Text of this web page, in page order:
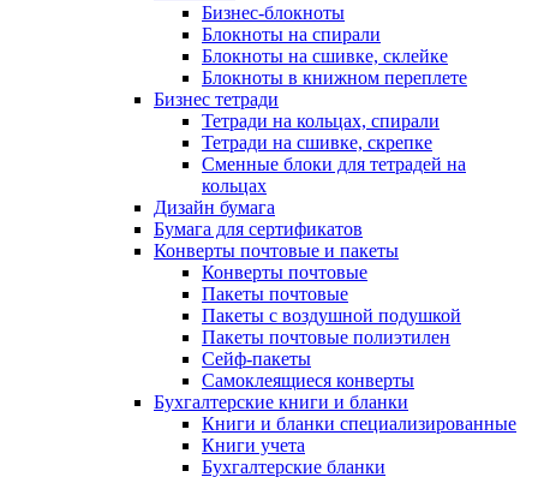
Бизнес-блокноты
Блокноты на спирали
Блокноты на сшивке, склейке
Блокноты в книжном переплете
Бизнес тетради
Тетради на кольцах, спирали
Тетради на сшивке, скрепке
Сменные блоки для тетрадей на
кольцах
Дизайн бумага
Бумага для сертификатов
Конверты почтовые и пакеты
Конверты почтовые
Пакеты почтовые
Пакеты с воздушной подушкой
Пакеты почтовые полиэтилен
Сейф-пакеты
Самоклеящиеся конверты
Бухгалтерские книги и бланки
Книги и бланки специализированные
Книги учета
Бухгалтерские бланки